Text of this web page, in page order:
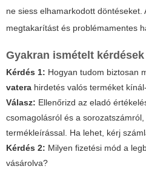
ne siess elhamarkodott döntéseket.
megtakarítást és problémamentes
Gyakran ismételt kérdések
Kérdés 1: Hogyan tudom biztosan
vatera hirdetés valós terméket
Válasz: Ellenőrizd az eladó
csomagolásról és a
termékleírással. Ha lehet, kérj
Kérdés 2: Milyen fizetési mód a
vásárolva?